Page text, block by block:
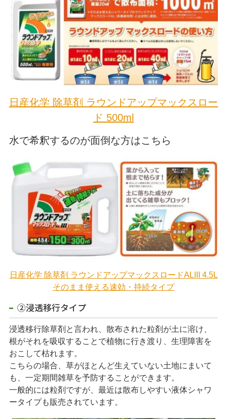
日産化学 除草剤 ラウンドアップマックスロー
ド 500ml
水で希釈するのが面倒な方はこちら
日産化学 除草剤 ラウンドアップマックスロードALIII 4.5L
そのまま使える速効・持続タイプ
②浸透移行タイプ
浸透移行除草剤と言われ、散布された粒剤が土に溶け、
根がそれを吸収することで植物に行き渡り、生理障害を
おこして枯れます。
こちらの場合、草がほとんど生えていない土地にまいて
も、一定期間雑草を予防することができます。
一般的には粒剤ですが、最近は散布しやすい液体シャワ
ータイプも販売されています。